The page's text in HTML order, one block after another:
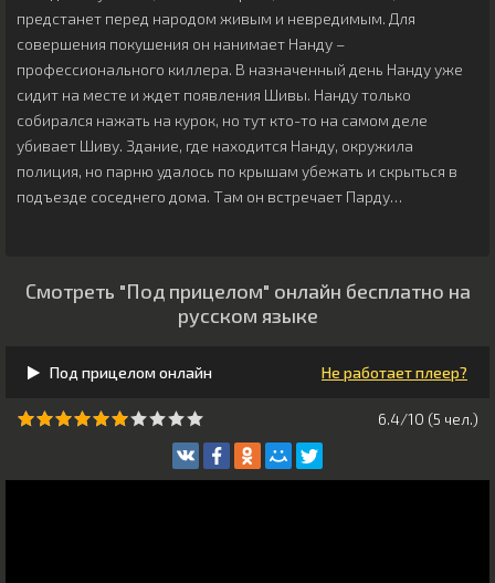
предстанет перед народом живым и невредимым. Для
совершения покушения он нанимает Нанду –
профессионального киллера. В назначенный день Нанду уже
сидит на месте и ждет появления Шивы. Нанду только
собирался нажать на курок, но тут кто-то на самом деле
убивает Шиву. Здание, где находится Нанду, окружила
полиция, но парню удалось по крышам убежать и скрыться в
подъезде соседнего дома. Там он встречает Парду…
Смотреть "Под прицелом" онлайн бесплатно на
русском языке
Под прицелом онлайн Не работает плеер?
6.4/10 (5 чeл.)